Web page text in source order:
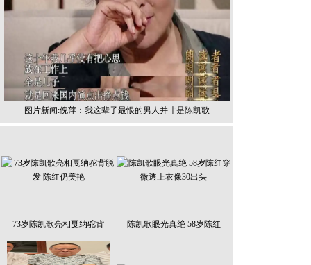
图片新闻:倪萍：我这辈子最恨的男人并非是陈凯歌
73岁陈凯歌亮相戛纳驼背 陈凯歌眼光真绝 58岁陈红